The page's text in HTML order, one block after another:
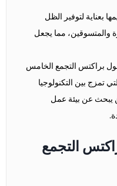
بعناية لتوفير الظل
والمتسوقين، مما يجعل
براكتس التجمع الخامس
تمزج بين التكنولوجيا
يبحث عن بيئة عمل
التجمع